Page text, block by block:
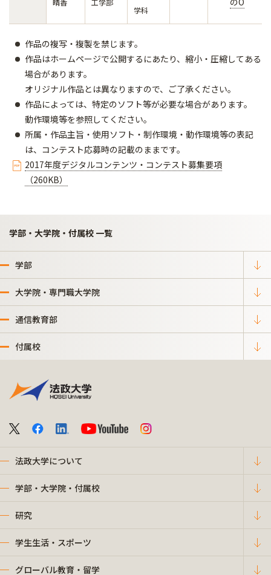
晴香
工学部
学科
作品の複写・複製を禁じます。
作品はホームページで公開するにあたり、縮小・圧縮してある
場合があります。
オリジナル作品とは異なりますので、ご了承ください。
作品によっては、特定のソフト等が必要な場合があります。
動作環境等を参照してください。
所属・作品主旨・使用ソフト・制作環境・動作環境等の表記
は、コンテスト応募時の記載のままです。
2017年度デジタルコンテンツ・コンテスト募集要項
（260KB）
学部・大学院・付属校 一覧
学部
大学院・専門職大学院
通信教育部
付属校
法政大学について
学部・大学院・付属校
研究
学生生活・スポーツ
グローバル教育・留学